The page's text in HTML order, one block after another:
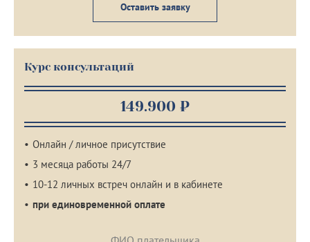
Оставить заявку
Курс консультаций
149.900 ₽
Онлайн / личное присутствие
3 месяца работы 24/7
10-12 личных встреч онлайн и в кабинете
при единовременной оплате